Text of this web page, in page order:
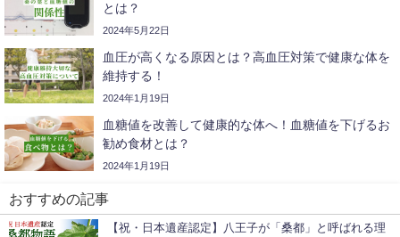
とは？
2024年5月22日
血圧が高くなる原因とは？高血圧対策で健康な体を
維持する！
2024年1月19日
血糖値を改善して健康的な体へ！血糖値を下げるお
勧め食材とは？
2024年1月19日
おすすめの記事
【祝・日本遺産認定】八王子が「桑都」と呼ばれる理